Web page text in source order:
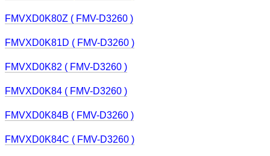
FMVXD0K80Z ( FMV-D3260 )
FMVXD0K81D ( FMV-D3260 )
FMVXD0K82 ( FMV-D3260 )
FMVXD0K84 ( FMV-D3260 )
FMVXD0K84B ( FMV-D3260 )
FMVXD0K84C ( FMV-D3260 )